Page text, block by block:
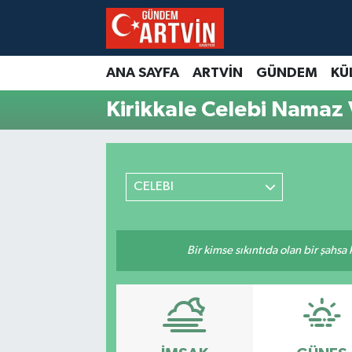
ANA SAYFA ARTVİN GÜNDEM
Kirikkale Celebi
CELEBI
Bir kimse sıkıntıda olan bir